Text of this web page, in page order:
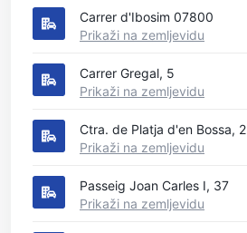
Carrer d'Ibosim 07800
Prikaži na zemljevidu
Carrer Gregal, 5
Prikaži na zemljevidu
Ctra. de Platja d'en Bossa, 2
Prikaži na zemljevidu
Passeig Joan Carles I, 37
Prikaži na zemljevidu